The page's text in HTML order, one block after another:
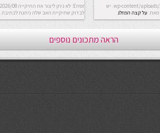
Error: לא ניתן ליצור את התיקייה wp-content/uploads/2026/08. יש
מאת: על קצה המזלג
לבדוק שתיקיית האב שלה ניתנת לכתיבה.
הראה מתכונים נוספים